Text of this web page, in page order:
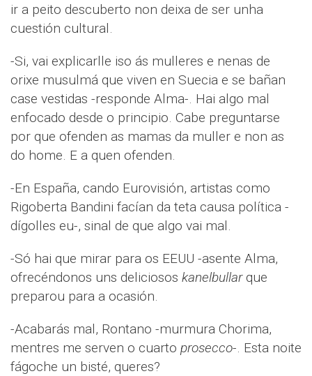
ir a peito descuberto non deixa de ser unha
cuestión cultural.
-Si, vai explicarlle iso ás mulleres e nenas de
orixe musulmá que viven en Suecia e se bañan
case vestidas -responde Alma-. Hai algo mal
enfocado desde o principio. Cabe preguntarse
por que ofenden as mamas da muller e non as
do home. E a quen ofenden.
-En España, cando Eurovisión, artistas como
Rigoberta Bandini facían da teta causa política -
dígolles eu-, sinal de que algo vai mal.
-Só hai que mirar para os EEUU -asente Alma,
ofrecéndonos uns deliciosos kanelbullarque
preparou para a ocasión.
-Acabarás mal, Rontano -murmura Chorima,
mentres me serven o cuarto prosecco-. Esta noite
fágoche un bisté, queres?